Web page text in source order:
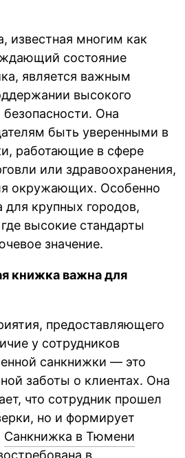
известная многим как
состояние
является важным
высокого
Она
быть уверенными в
работающие в сфере
или здравоохранения,
окружающих. Особенно
для крупных городов,
высокие стандарты
значение.
книжка важна для
предоставляющего
у сотрудников
санкнижки — это
заботы о клиентах. Она
что сотрудник прошел
но и формирует
Санкнижка в Тюмени